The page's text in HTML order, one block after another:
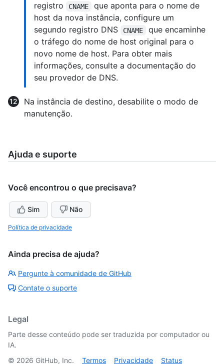
registro
CNAME
que aponta para o nome de
host da nova instância, configure um
segundo registro DNS
CNAME
que encaminhe
o tráfego do nome de host original para o
novo nome de host. Para obter mais
informações, consulte a documentação do
seu provedor de DNS.
Na instância de destino, desabilite o modo de
manutenção.
Ajuda e suporte
Você encontrou o que precisava?
Sim Não
Política de privacidade
Ainda precisa de ajuda?
Pergunte à comunidade de GitHub
Contate o suporte
Legal
Parte desse conteúdo pode ser traduzida por computador ou
IA.
© 2026 GitHub, Inc. Termos Privacidade Status